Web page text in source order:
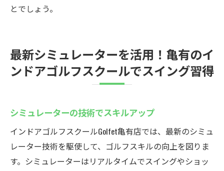
とでしょう。
最新シミュレーターを活用！亀有のイ
ンドアゴルフスクールでスイング習得
シミュレーターの技術でスキルアップ
インドアゴルフスクールGolfet亀有店では、最新のシミュ
レーター技術を駆使して、ゴルフスキルの向上を図りま
す。シミュレーターはリアルタイムでスイングやショッ